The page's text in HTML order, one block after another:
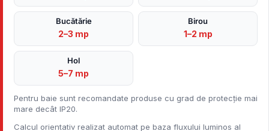
Bucătărie
2–3 mp
Birou
1–2 mp
Hol
5–7 mp
Pentru baie sunt recomandate produse cu grad de protecție mai
mare decât IP20.
Calcul orientativ realizat automat pe baza fluxului luminos al